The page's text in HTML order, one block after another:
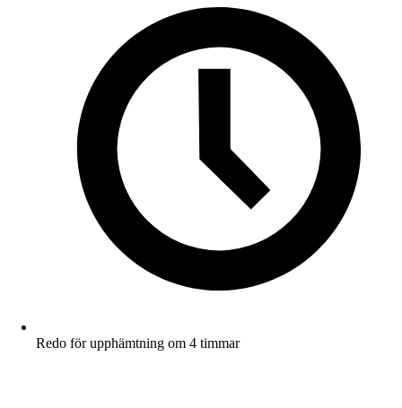
Redo för upphämtning om 4 timmar